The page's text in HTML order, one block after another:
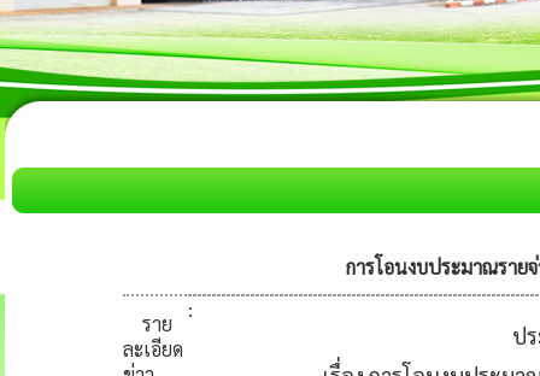
การโอนงบประมาณราย
ราย
ละเอียด
:
ป